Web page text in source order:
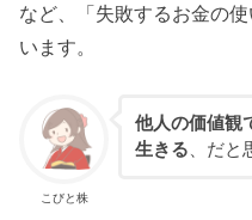
など、「失敗するお金の
います。
こびと株
他人の価値観
生きる、だと